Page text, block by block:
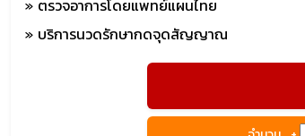
ตรวจอาการโดยแพทย์แผนไทย
บริการนวดรักษากดจุดสัญญาณ